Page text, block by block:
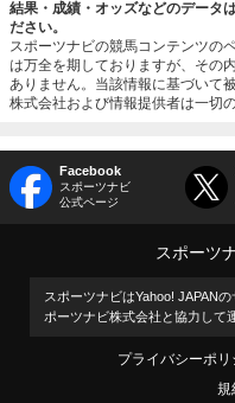
結果・成績・オッズなどのデータ
ださい。
スポーツナビの競馬コンテンツの
は万全を期しておりますが、その
ありません。当該情報に基づいて
株式会社および情報提供者は一切
Facebook
スポーツナビ
公式ページ
スポーツ
スポーツナビはYahoo! JAPAN
ポーツナビ株式会社と協力して
プライバシーポリ
規